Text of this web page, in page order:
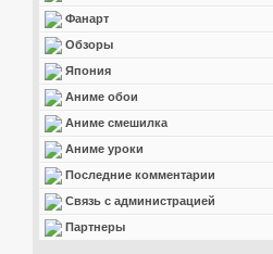
Фанарт
Обзоры
Япония
Аниме обои
Аниме смешилка
Аниме уроки
Последние комментарии
Связь с администрацией
Партнеры